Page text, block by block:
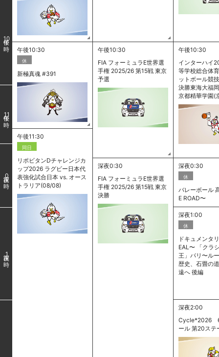
10
午後10:30
休
新極真魂 #391
午後10:30
FIA フォーミュラE世界選
手権 2025/26 第15戦 東京
予選
午後10:30
インターハイ
等学校総合体
ットボール競
決勝東海大福
京都精華学園(
11
午後11:30
同日
リポビタンDチャレンジカ
ップ2026 ラグビー日本代
表強化試合日本 vs. オース
トラリア(08/08)
0
深夜0:30
FIA フォーミュラE世界選
手権 2025/26 第15戦 東京
決勝
深夜0:30
休
バレーボール
E ROAD〜
1
深夜1:00
休
ドキュメンタ
EAL〜 「クラ
王」パリ〜ル
歴史、石畳の
遠へ 後編
深夜2:00
Cycle*2026
ール 第20ステ